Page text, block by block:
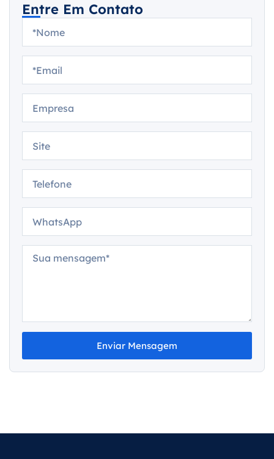
Entre Em Contato
Enviar Mensagem